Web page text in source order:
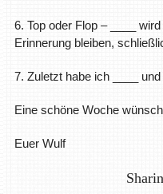
6. Top oder Flop – ____
Erinnerung bleiben,
7. Zuletzt habe ich ____
Eine schöne Woche
Euer Wulf